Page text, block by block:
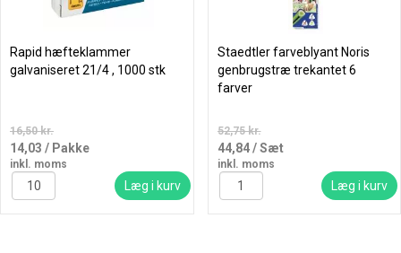
Rapid hæfteklammer
galvaniseret 21/4 , 1000 stk
16,50 kr.
14,03 / Pakke
inkl. moms
Læg i kurv
Staedtler farveblyant Noris
genbrugstræ trekantet 6
farver
52,75 kr.
44,84/ Sæt
inkl. moms
Læg i kurv